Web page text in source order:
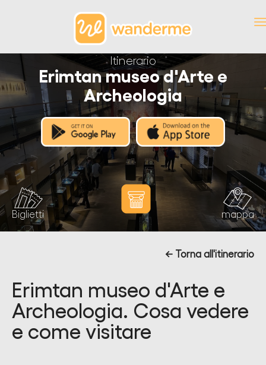
Biglietti
Itinerario
Erimtan museo d'Arte e
Archeologia
mappa
← Torna all'itinerario
Erimtan museo d'Arte e
Archeologia. Cosa vedere
e come visitare